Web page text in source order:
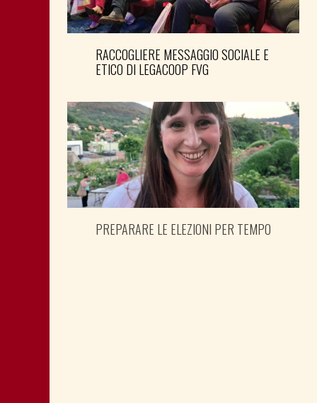
RACCOGLIERE MESSAGGIO SOCIALE E
ETICO DI LEGACOOP FVG
PREPARARE LE ELEZIONI PER TEMPO